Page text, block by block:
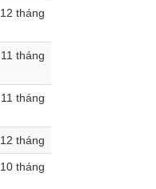
12 tháng
11 tháng
11 tháng
12 tháng
10 tháng